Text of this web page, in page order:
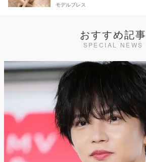
モデルプレス
おすすめ記事
SPECIAL NEWS